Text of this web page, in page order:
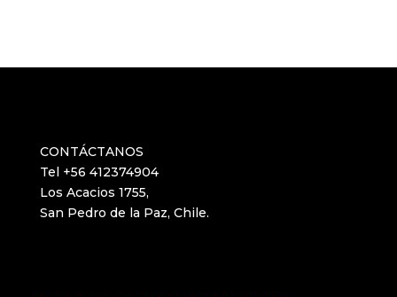
CONTÁCTANOS
Tel +56 412374904
Los Acacios 1755,
San Pedro de la Paz, Chile.